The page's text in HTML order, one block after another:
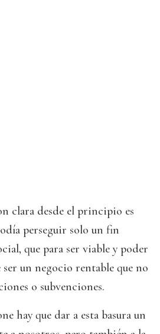
clara desde el principio es
perseguir solo un fin
que para ser viable y poder
un negocio rentable que no
o subvenciones.
hay que dar a esta basura un